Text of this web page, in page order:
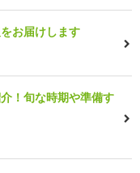
お届けします
！旬な時期や準備す